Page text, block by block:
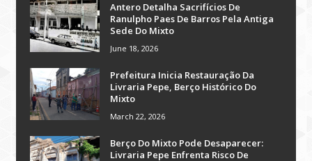
Antero Detalha Sacrifícios De
Ranulpho Paes De Barros Pela Antiga
Sede Do Mixto
June 18, 2026
Prefeitura Inicia Restauração Da
Livraria Pepe, Berço Histórico Do
Mixto
March 22, 2026
Berço Do Mixto Pode Desaparecer:
Livraria Pepe Enfrenta Risco De